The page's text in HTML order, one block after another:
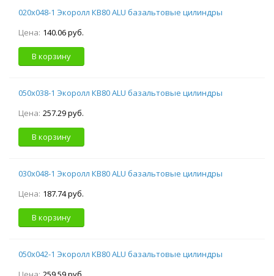
020х048-1 Экоролл КВ80 ALU базальтовые цилиндры
Цена: 140.06 руб.
В корзину
050х038-1 Экоролл КВ80 ALU базальтовые цилиндры
Цена: 257.29 руб.
В корзину
030х048-1 Экоролл КВ80 ALU базальтовые цилиндры
Цена: 187.74 руб.
В корзину
050х042-1 Экоролл КВ80 ALU базальтовые цилиндры